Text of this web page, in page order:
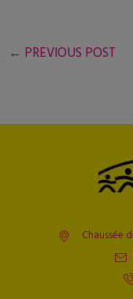
← PREVIOUS POST
Chaussée